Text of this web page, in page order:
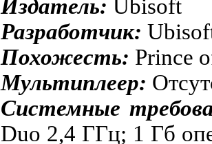
Издатель: Ubisoft
Разработчик:
Похожесть: Prince
Мультиплеер:
Системные
Duo 2,4 ГГц; 1 Гб